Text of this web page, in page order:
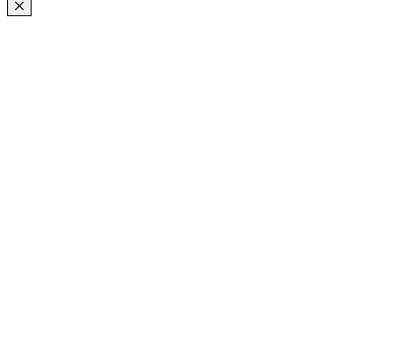
Schließen